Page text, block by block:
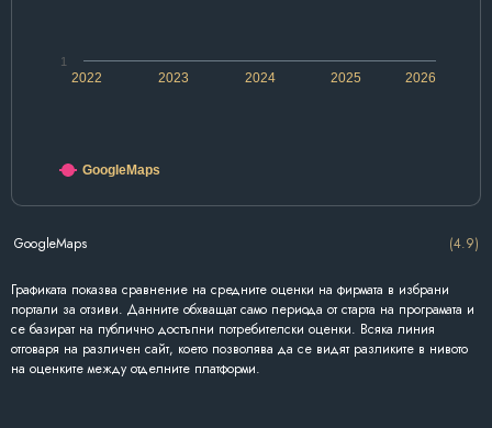
2022 2024 2026
2023 2025
1
GoogleMaps
GoogleMaps (4.9)
Графиката показва сравнение на средните оценки на фирмата в избрани
портали за отзиви. Данните обхващат само периода от старта на програмата и
се базират на публично достъпни потребителски оценки. Всяка линия
отговаря на различен сайт, което позволява да се видят разликите в нивото
на оценките между отделните платформи.